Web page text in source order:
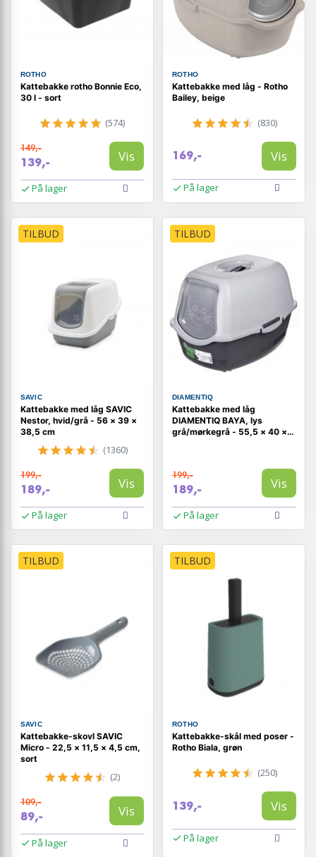
ROTHO
Kattebakke rotho Bonnie Eco,
30 l - sort
(574)
149,-
139,- Vis
På lager
ROTHO
Kattebakke med låg - Rotho
Bailey, beige
(830)
169,- Vis
På lager
TILBUD
SAVIC
Kattebakke med låg SAVIC
Nestor, hvid/grå - 56 × 39 ×
38,5 cm
(1360)
199,-
189,- Vis
På lager
TILBUD
DIAMENTIQ
Kattebakke med låg
DIAMENTIQ BAYA, lys
grå/mørkegrå - 55,5 × 40 ×
199,-
189,- Vis
På lager
TILBUD
SAVIC
Kattebakke-skovl SAVIC
Micro - 22,5 × 11,5 × 4,5 cm,
sort
(2)
109,-
89,- Vis
På lager
TILBUD
ROTHO
Kattebakke-skål med poser -
Rotho Biala, grøn
(250)
139,- Vis
På lager